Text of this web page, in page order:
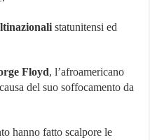
statunitensi ed
Floyd, l’afroamericano
del suo soffocamento da
hanno fatto scalpore le